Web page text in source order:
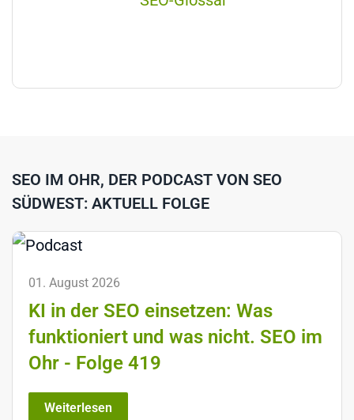
SEO IM OHR, DER PODCAST VON SEO
SÜDWEST: AKTUELL FOLGE
01. August 2026
KI in der SEO einsetzen: Was
funktioniert und was nicht. SEO im
Ohr - Folge 419
Weiterlesen